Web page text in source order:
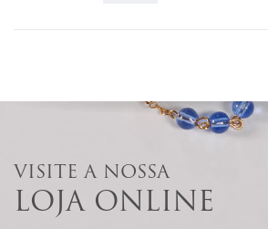
VISITE A NOSSA
LOJA ONLINE